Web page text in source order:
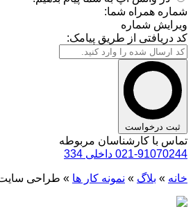
شماره همراه شما:
ویرایش شماره
کد دریافتی از طریق پیامک:
ثبت درخواست
تماس با کارشناسان مربوطه
021-91070244 داخلی 334
خانه » بلاگ » نمونه کار ها » طراحی